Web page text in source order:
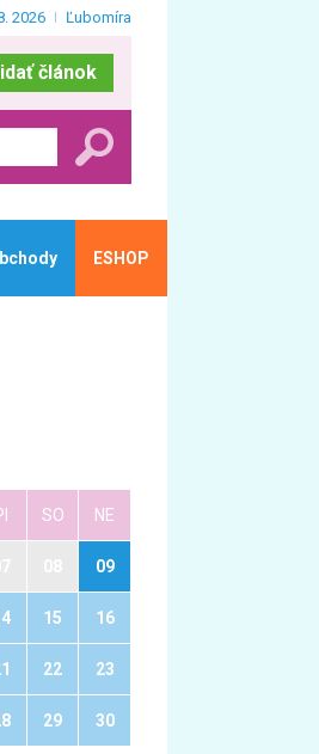
2026 Ľubomíra
článok
ESHOP
SO NE
09
15 16
22 23
29 30